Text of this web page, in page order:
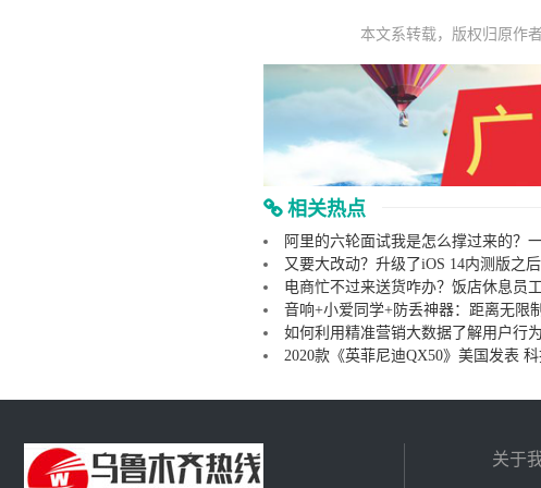
本文系转载，版权归原作
相关热点
阿里的六轮面试我是怎么撑过来的？
又要大改动？升级了iOS 14内测版之
电商忙不过来送货咋办？饭店休息员
音响+小爱同学+防丢神器：距离无限
如何利用精准营销大数据了解用户行
2020款《英菲尼迪QX50》美国发表
关于